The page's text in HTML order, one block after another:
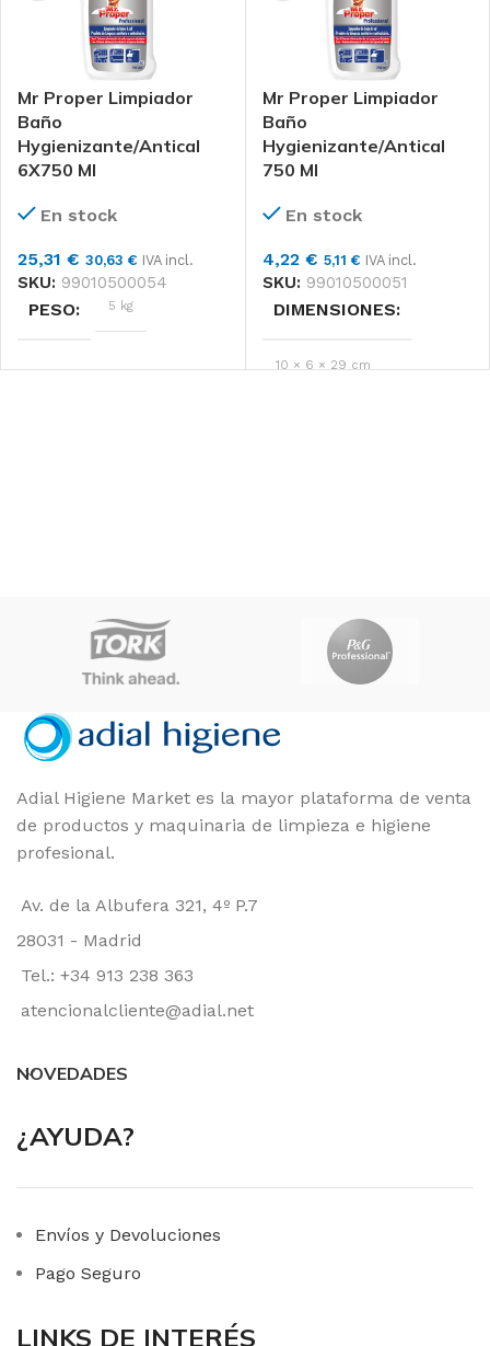
Mr Proper Limpiador
Baño
Hygienizante/Antical
6X750 Ml
En stock
25,31 € 30,63 € IVA incl.
SKU: 99010500054
PESO 5 kg
DIMENSIONES
Mr Proper Limpiador
Baño
Hygienizante/Antical
750 Ml
En stock
4,22 € 5,11 € IVA incl.
SKU: 99010500051
DIMENSIONES
10 × 6 × 29 cm
Adial Higiene Market es la mayor plataforma de venta
de productos y maquinaria de limpieza e higiene
profesional.
Av. de la Albufera 321, 4º P.7
28031 - Madrid
Tel.: +34 913 238 363
atencionalcliente@adial.net
NOVEDADES
¿AYUDA?
Envíos y Devoluciones
Pago Seguro
LINKS DE INTERÉS